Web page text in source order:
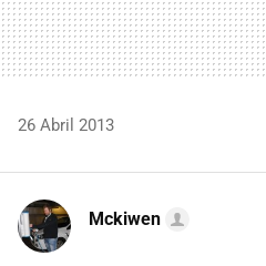
26 Abril 2013
Mckiwen